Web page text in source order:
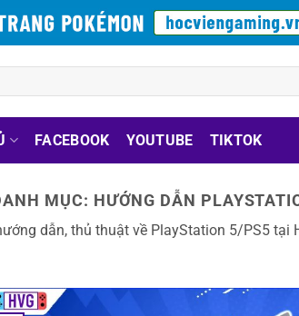
FACEBOOK YOUTUBE TIKTOK
MỤC: HƯỚNG DẪN
dẫn, thủ thuật về PlayStation 5/PS5 tại